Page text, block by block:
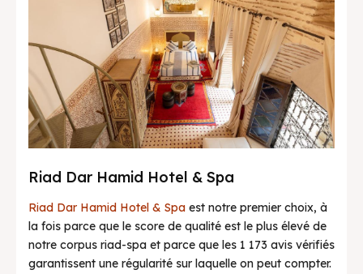
Riad Dar Hamid Hotel & Spa
Riad Dar Hamid Hotel & Spa est notre premier choix, à
la fois parce que le score de qualité est le plus élevé de
notre corpus riad-spa et parce que les 1 173 avis vérifiés
garantissent une régularité sur laquelle on peut compter.